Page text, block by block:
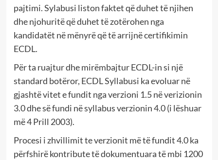
pajtimi. Sylabusi liston faktet që duhet të njihen
dhe njohuritë që duhet të zotërohen nga
kandidatët në mënyrë që të arrijnë certifikimin
ECDL.
Për ta ruajtur dhe mirëmbajtur ECDL-in si një
standard botëror, ECDL Syllabusi ka evoluar në
gjashtë vitet e fundit nga verzioni 1.5 në verizionin
3.0 dhe së fundi në syllabus verzionin 4.0 (i lëshuar
më 4 Prill 2003).
Procesi i zhvillimit te verzionit më të fundit 4.0 ka
përfshirë kontribute të dokumentuara të mbi 1200